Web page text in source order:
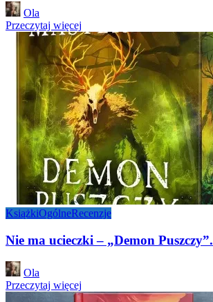
Posted
by
Ola
Przeczytaj więcej
KsiążkiOgólneRecenzje
Nie ma ucieczki – „Demon Puszczy”.
Posted
by
Ola
Przeczytaj więcej